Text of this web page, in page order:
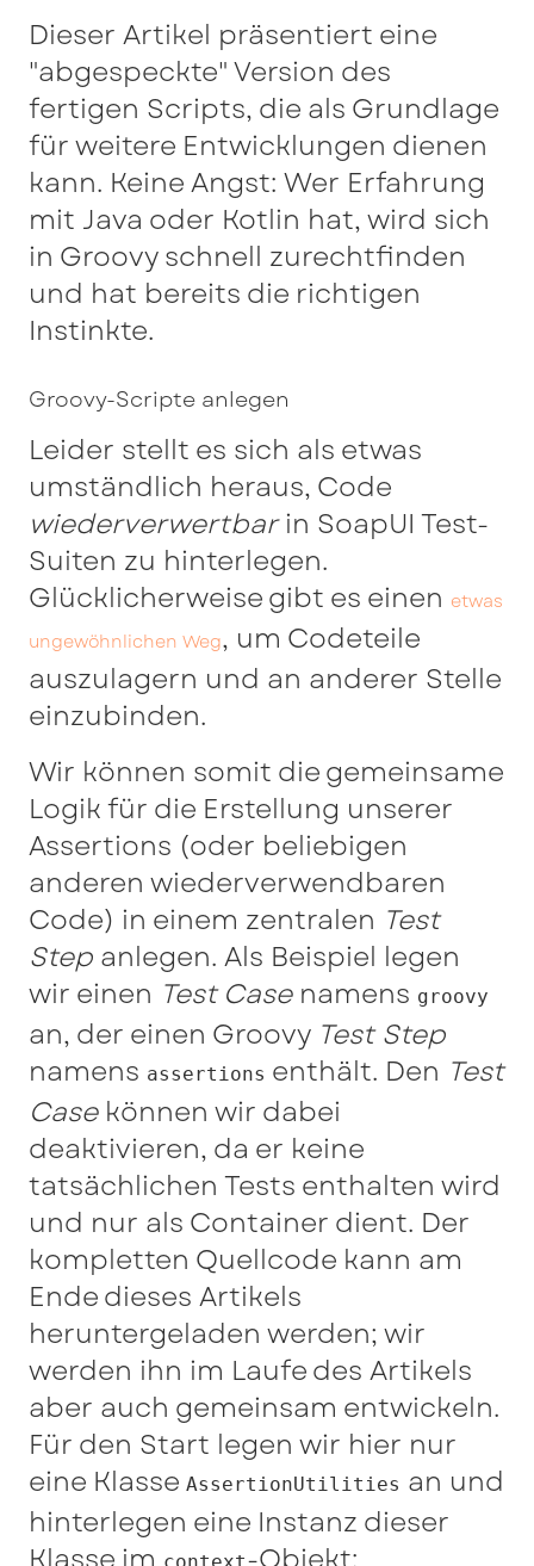
Dieser Artikel präsentiert eine
"abgespeckte" Version des
fertigen Scripts, die als Grundlage
für weitere Entwicklungen dienen
kann. Keine Angst: Wer Erfahrung
mit Java oder Kotlin hat, wird sich
in Groovy schnell zurechtfinden
und hat bereits die richtigen
Instinkte.
Groovy-Scripte anlegen
Leider stellt es sich als etwas
umständlich heraus, Code
wiederverwertbarin SoapUI Test-
Suiten zu hinterlegen.
Glücklicherweise gibt es einen etwas
ungewöhnlichen Weg, um Codeteile
auszulagern und an anderer Stelle
einzubinden.
Wir können somit die gemeinsame
Logik für die Erstellung unserer
Assertions (oder beliebigen
anderen wiederverwendbaren
Code) in einem zentralen Test
Step anlegen. Als Beispiel legen
wir einen Test Casenamens groovy
an, der einen Groovy Test Step
namens assertions enthält. Den Test
Casekönnen wir dabei
deaktivieren, da er keine
tatsächlichen Tests enthalten wird
und nur als Container dient. Der
kompletten Quellcode kann am
Ende dieses Artikels
heruntergeladen werden; wir
werden ihn im Laufe des Artikels
aber auch gemeinsam entwickeln.
Für den Start legen wir hier nur
eine Klasse AssertionUtilities an und
hinterlegen eine Instanz dieser